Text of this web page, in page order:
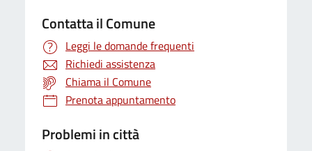
Contatta il Comune
Leggi le domande frequenti
Richiedi assistenza
Chiama il Comune
Prenota appuntamento
Problemi in città